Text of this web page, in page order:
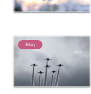
Blog